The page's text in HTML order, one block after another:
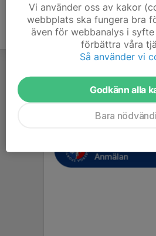
Vi använder oss av kakor
webbplats ska fungera bra
även för webbanalys i
förbättra våra
Så använder vi
Godkänn alla
Bara